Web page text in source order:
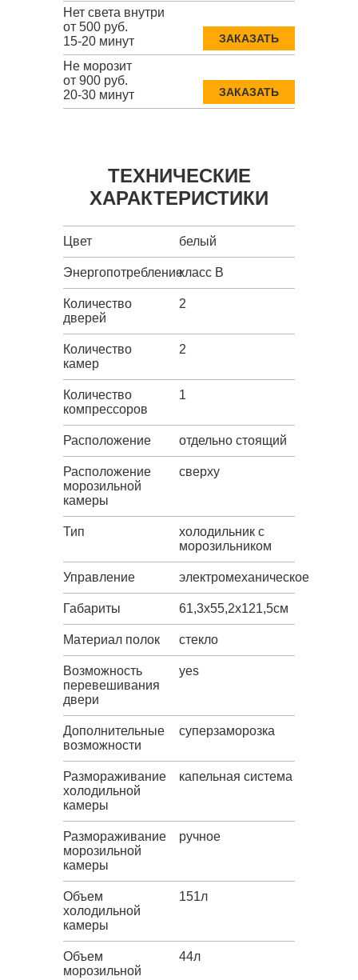
Нет света внутри
от 500 руб.
15-20 минут
ЗАКАЗАТЬ
Не морозит
от 900 руб.
20-30 минут
ЗАКАЗАТЬ
ТЕХНИЧЕСКИЕ
ХАРАКТЕРИСТИКИ
Цвет белый
Энергопотреблениекласс B
Количество
дверей
2
Количество
камер
2
Количество
компрессоров
1
Расположение отдельно стоящий
Расположение
морозильной
камеры
сверху
Тип
холодильник с
морозильником
Управление электромеханическое
Габариты 61,3х55,2х121,5см
Материал полок стекло
Возможность
перевешивания
двери
yes
Дополнительные
возможности
суперзаморозка
Размораживание
холодильной
камеры
капельная система
Размораживание
морозильной
камеры
ручное
Объем
холодильной
камеры
151л
Объем
морозильной
44л